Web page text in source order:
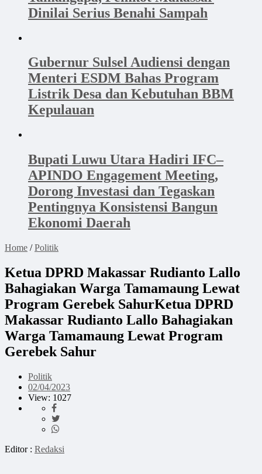
Dinilai Serius Benahi Sampah
Gubernur Sulsel Audiensi dengan
Menteri ESDM Bahas Program
Listrik Desa dan Kebutuhan BBM
Kepulauan
Bupati Luwu Utara Hadiri IFC–
APINDO Engagement Meeting,
Dorong Investasi dan Tegaskan
Pentingnya Konsistensi Bangun
Ekonomi Daerah
Home /Politik
Ketua DPRD Makassar Rudianto Lallo
Bahagiakan Warga Tamamaung Lewat
Program Gerebek SahurKetua DPRD
Makassar Rudianto Lallo Bahagiakan
Warga Tamamaung Lewat Program
Gerebek Sahur
Politik
02/04/2023
View: 1027
Editor : Redaksi